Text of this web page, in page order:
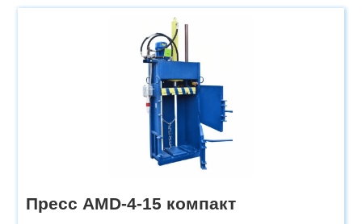
Пресс AMD-4-15 компакт